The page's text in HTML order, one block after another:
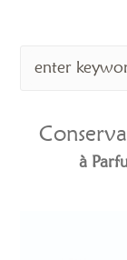
à